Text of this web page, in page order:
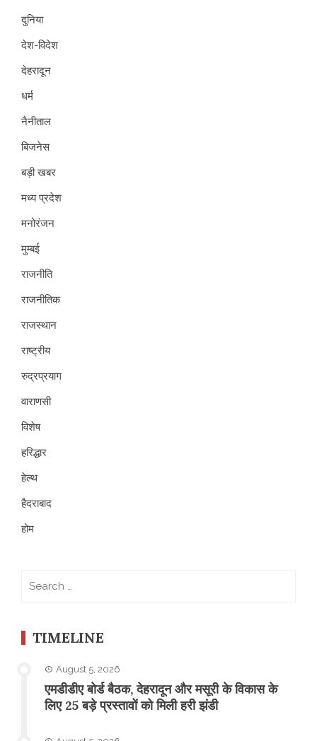
दुनिया
देश-विदेश
देहरादून
धर्म
नैनीताल
बिजनेस
बड़ी खबर
मध्य प्रदेश
मनोरंजन
मुम्बई
राजनीति
राजनीतिक
राजस्थान
राष्ट्रीय
रुद्रप्रयाग
वाराणसी
विशेष
हरिद्धार
हेल्थ
हैदराबाद
होम
TIMELINE
August 5, 2026
एमडीडीए बोर्ड बैठक, देहरादून और मसूरी के विकास के
लिए 25 बड़े प्रस्तावों को मिली हरी झंडी